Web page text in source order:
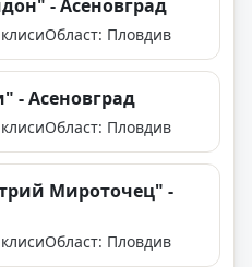
- Асеновград
Област: Пловдив
- Асеновград
Област: Пловдив
Мироточец" -
Област: Пловдив